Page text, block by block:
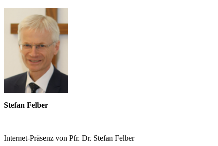
Stefan Felber
Internet-Präsenz von Pfr. Dr. Stefan Felber